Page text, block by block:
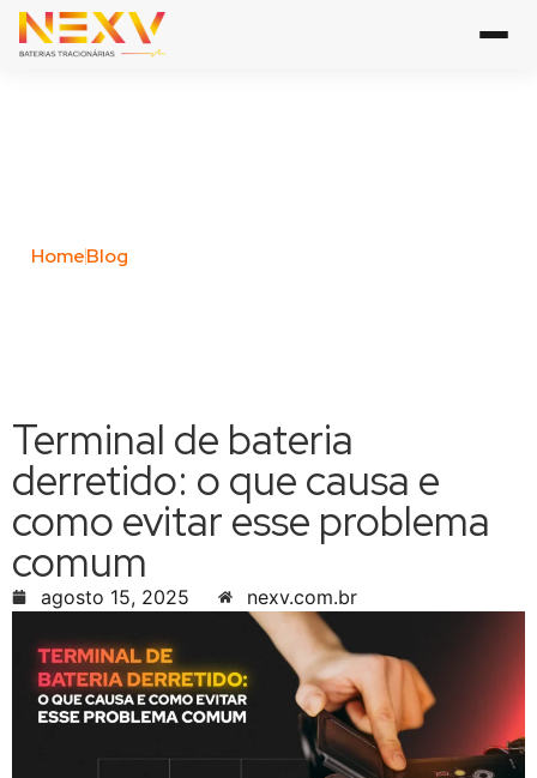
HomeBlog
Terminal de bateria
derretido: o que causa e
como evitar esse problema
comum
agosto 15, 2025 nexv.com.br